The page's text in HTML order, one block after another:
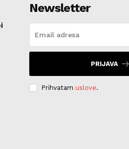
Newsletter
PRIJAVA
Prihvatam uslove.